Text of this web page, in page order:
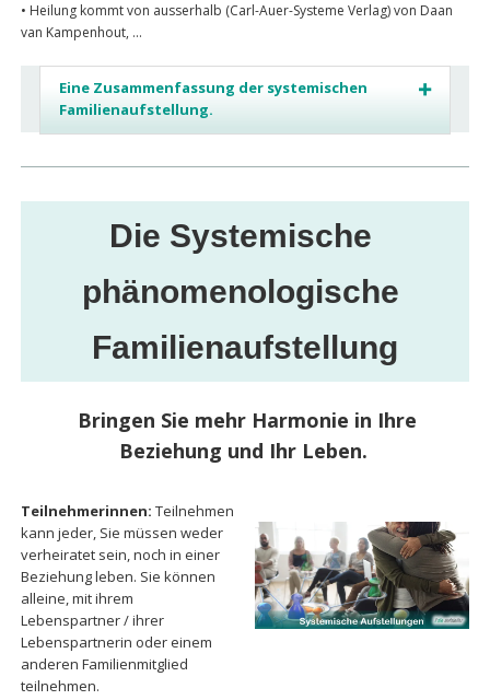
• Heilung kommt von ausserhalb (Carl-Auer-Systeme Verlag) von Daan
van Kampenhout, ...
Eine Zusammenfassung der systemischen
Familienaufstellung.
Die Systemische
phänomenologische
Familienaufstellung
Bringen Sie mehr Harmonie in Ihre
Beziehung und Ihr Leben.
Teilnehmerinnen: Teilnehmen
kann jeder, Sie müssen weder
verheiratet sein, noch in einer
Beziehung leben. Sie können
alleine, mit ihrem
Lebenspartner / ihrer
Lebenspartnerin oder einem
anderen Familienmitglied
teilnehmen.